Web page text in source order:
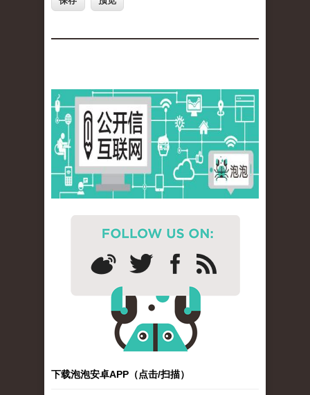
下载泡泡安卓APP（点击/扫描）